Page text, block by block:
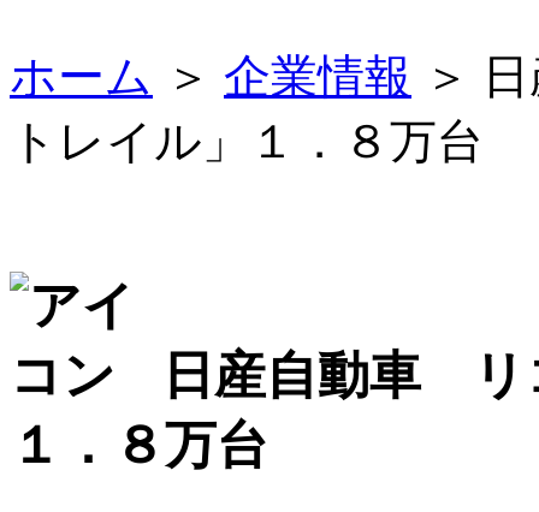
ホーム ＞ 企業情報 ＞
トレイル」１．８万台
日産自動車 リ
１．８万台